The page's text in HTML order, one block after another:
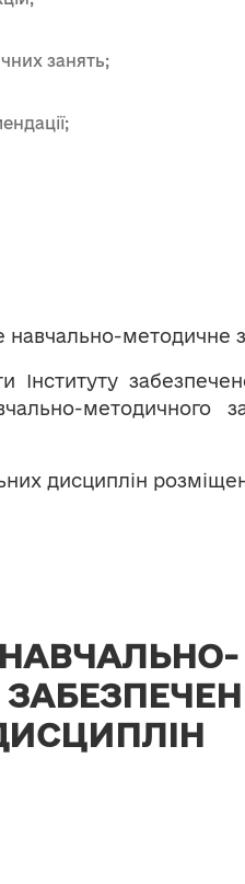
занять;
методичне
Інституту
методичного
дисциплін